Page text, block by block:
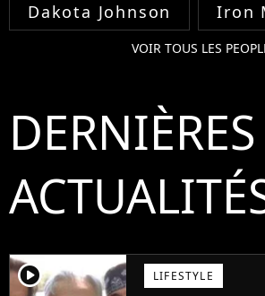
Dakota Johnson Iron
VOIR TOUS LES
DERNIÈRES
player2 LIFESTYLE